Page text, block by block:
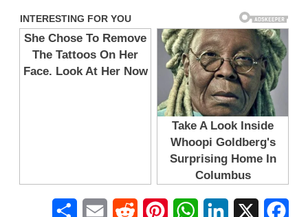
Facebook
LinkedIn
WhatsApp
Pinterest
Reddit
Email